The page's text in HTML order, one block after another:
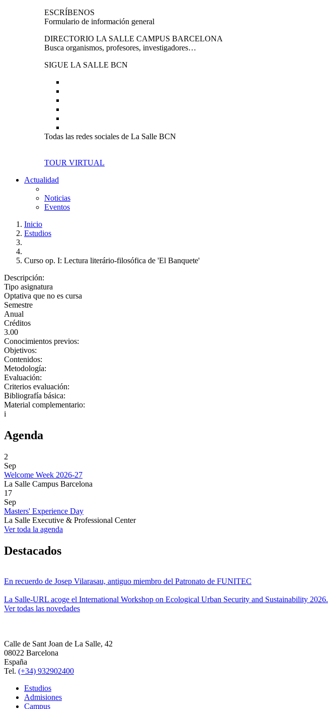
ESCRÍBENOS
Formulario de información general
DIRECTORIO LA SALLE CAMPUS BARCELONA
Busca organismos, profesores, investigadores…
SIGUE LA SALLE BCN
Todas las redes sociales de La Salle BCN
TOUR VIRTUAL
Actualidad
Noticias
Eventos
Inicio
Estudios
Curso op. I: Lectura literário-filosófica de 'El Banquete'
Descripción:
Tipo asignatura
Optativa que no es cursa
Semestre
Anual
Créditos
3.00
Conocimientos previos:
Objetivos:
Contenidos:
Metodología:
Evaluación:
Criterios evaluación:
Bibliografía básica:
Material complementario:
i
Agenda
2
Sep
Welcome Week 2026-27
La Salle Campus Barcelona
17
Sep
Masters' Experience Day
La Salle Executive & Professional Center
Ver toda la agenda
Destacados
En recuerdo de Josep Vilarasau, antiguo miembro del Patronato de FUNITEC
La Salle-URL acoge el International Workshop on Ecological Urban Security and Sustainability 2026.
Ver todas las novedades
Calle de Sant Joan de La Salle, 42
08022 Barcelona
España
Tel. (+34) 932902400
Estudios
Admisiones
Campus